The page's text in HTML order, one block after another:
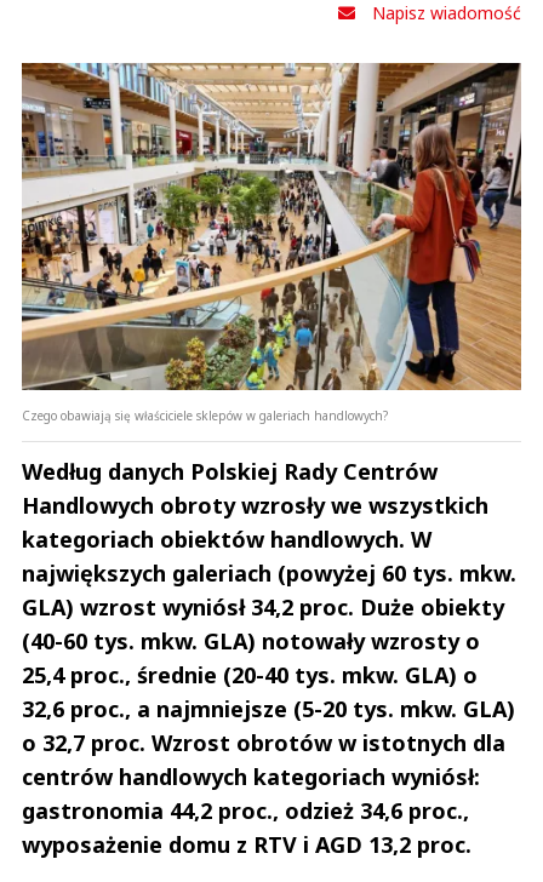
Napisz wiadomość
Czego obawiają się właściciele sklepów w galeriach handlowych?
Według danych Polskiej Rady Centrów
Handlowych obroty wzrosły we wszystkich
kategoriach obiektów handlowych. W
największych galeriach (powyżej 60 tys. mkw.
GLA) wzrost wyniósł 34,2 proc. Duże obiekty
(40-60 tys. mkw. GLA) notowały wzrosty o
25,4 proc., średnie (20-40 tys. mkw. GLA) o
32,6 proc., a najmniejsze (5-20 tys. mkw. GLA)
o 32,7 proc. Wzrost obrotów w istotnych dla
centrów handlowych kategoriach wyniósł:
gastronomia 44,2 proc., odzież 34,6 proc.,
wyposażenie domu z RTV i AGD 13,2 proc.